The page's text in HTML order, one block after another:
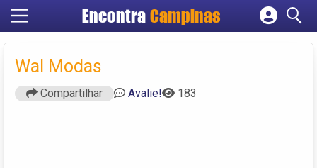
Encontra Campinas
Cadastrar empresa
Wal Modas
Compartilhar Avalie! 183